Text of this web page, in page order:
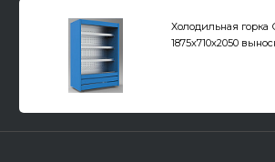
Холодильная
1875x710x2050